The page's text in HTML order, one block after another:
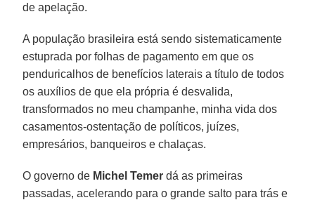
de apelação.
A população brasileira está sendo sistematicamente
estuprada por folhas de pagamento em que os
penduricalhos de benefícios laterais a título de todos
os auxílios de que ela própria é desvalida,
transformados no meu champanhe, minha vida dos
casamentos-ostentação de políticos, juízes,
empresários, banqueiros e chalaças.
O governo de Michel Temer dá as primeiras
passadas, acelerando para o grande salto para trás e